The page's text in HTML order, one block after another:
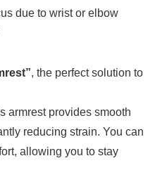
due to wrist or elbow
, the perfect solution to
armrest provides smooth
reducing strain. You can
allowing you to stay